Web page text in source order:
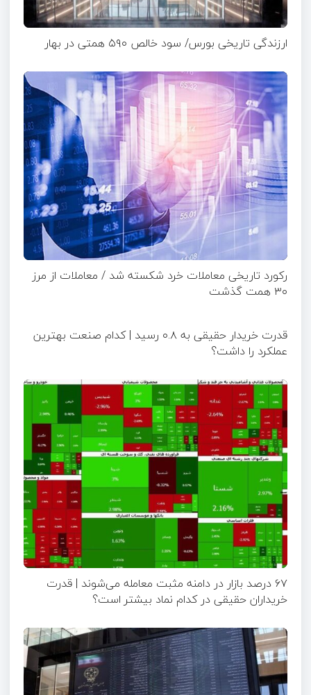
ارزندگی تاریخی بورس/ سود خالص ۵۹۰ همتی در بهار
رکورد تاریخی معاملات خرد شکسته شد / معاملات از مرز
۳۰ همت گذشت
قدرت خریدار حقیقی به ۰.۸ رسید | کدام صنعت بهترین
عملکرد را داشت؟
۶۷ درصد بازار در دامنه مثبت معامله می‌شوند | قدرت
خریداران حقیقی در کدام نماد بیشتر است؟